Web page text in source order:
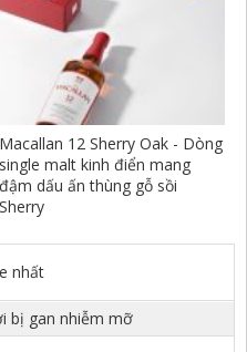
Macallan 12 Sherry Oak - Dòng
single malt kinh điển mang
đậm dấu ấn thùng gỗ sồi
Sherry
nhất
bị gan nhiễm mỡ